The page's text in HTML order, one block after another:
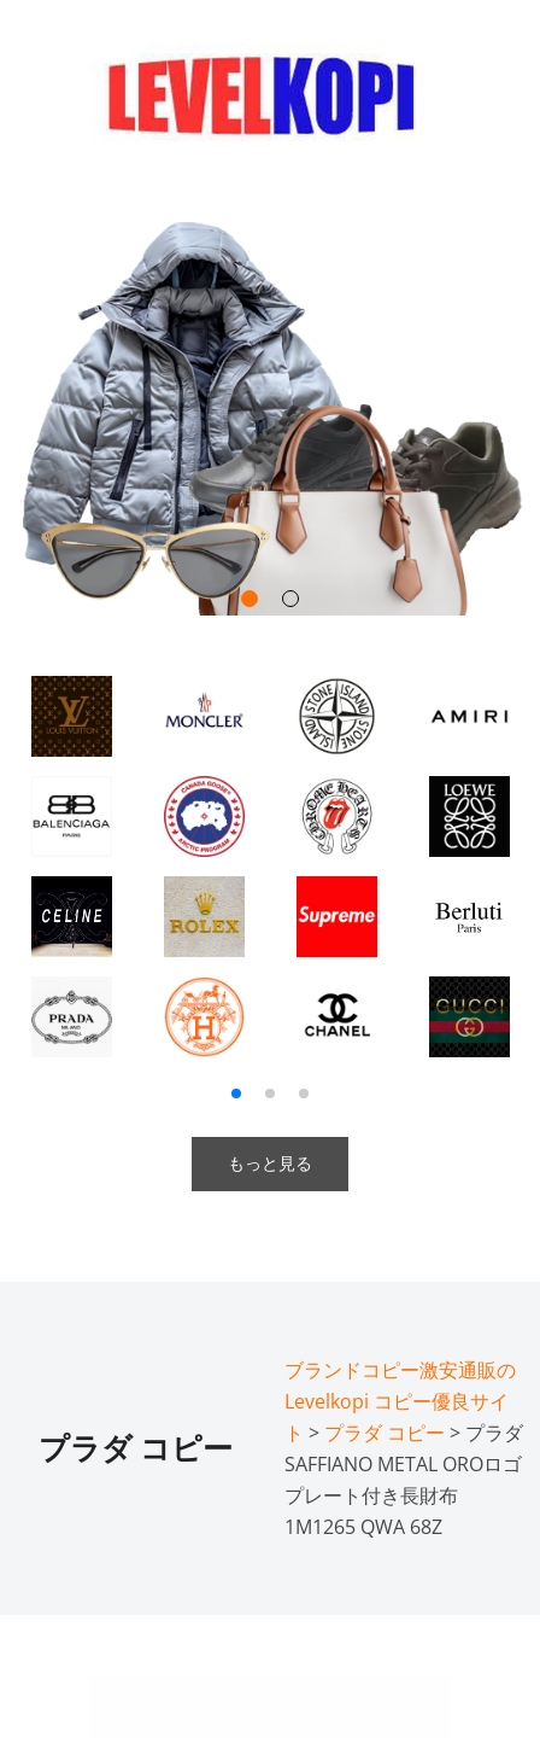
もっと見る
プラダ コピー
ブランドコピー激安通販の
Levelkopi コピー優良サイ
ト > プラダ コピー > プラダ
SAFFIANO METAL OROロゴ
プレート付き長財布
1M1265 QWA 68Z